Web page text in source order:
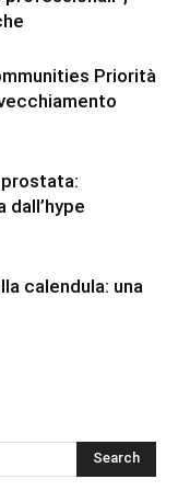
Priorità
dall’hype
calendula: una